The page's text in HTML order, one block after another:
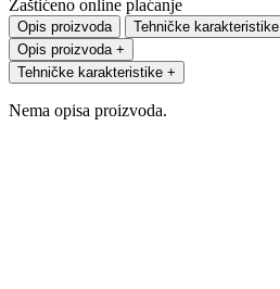
Zaštićeno online plaćanje
Opis proizvoda
Tehničke karakteristike
Opis proizvoda +
Tehničke karakteristike +
Nema opisa proizvoda.